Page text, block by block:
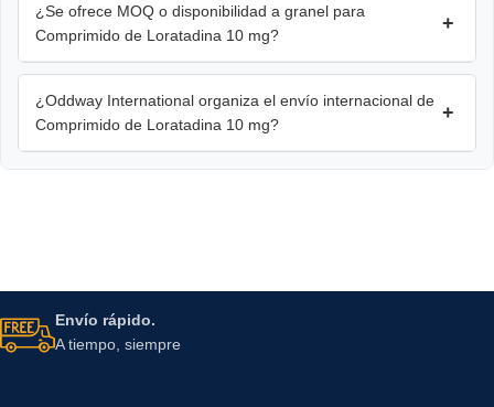
¿Se ofrece MOQ o disponibilidad a granel para
Comprimido de Loratadina 10 mg?
+
¿Oddway International organiza el envío internacional de
Comprimido de Loratadina 10 mg?
+
Envío rápido.
A tiempo, siempre